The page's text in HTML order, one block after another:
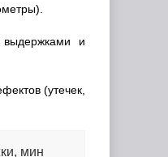
и
(утечек,
мин